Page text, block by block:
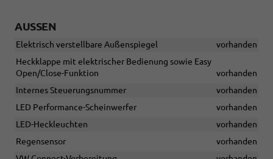
AUSSEN
Elektrisch verstellbare Außenspiegel
vorhanden
Heckklappe mit elektrischer Bedienung sowie Easy
Open/Close-Funktion
vorhanden
Internes Steuerungsnummer
vorhanden
LED Performance-Scheinwerfer
vorhanden
LED-Heckleuchten
vorhanden
Regensensor
vorhanden